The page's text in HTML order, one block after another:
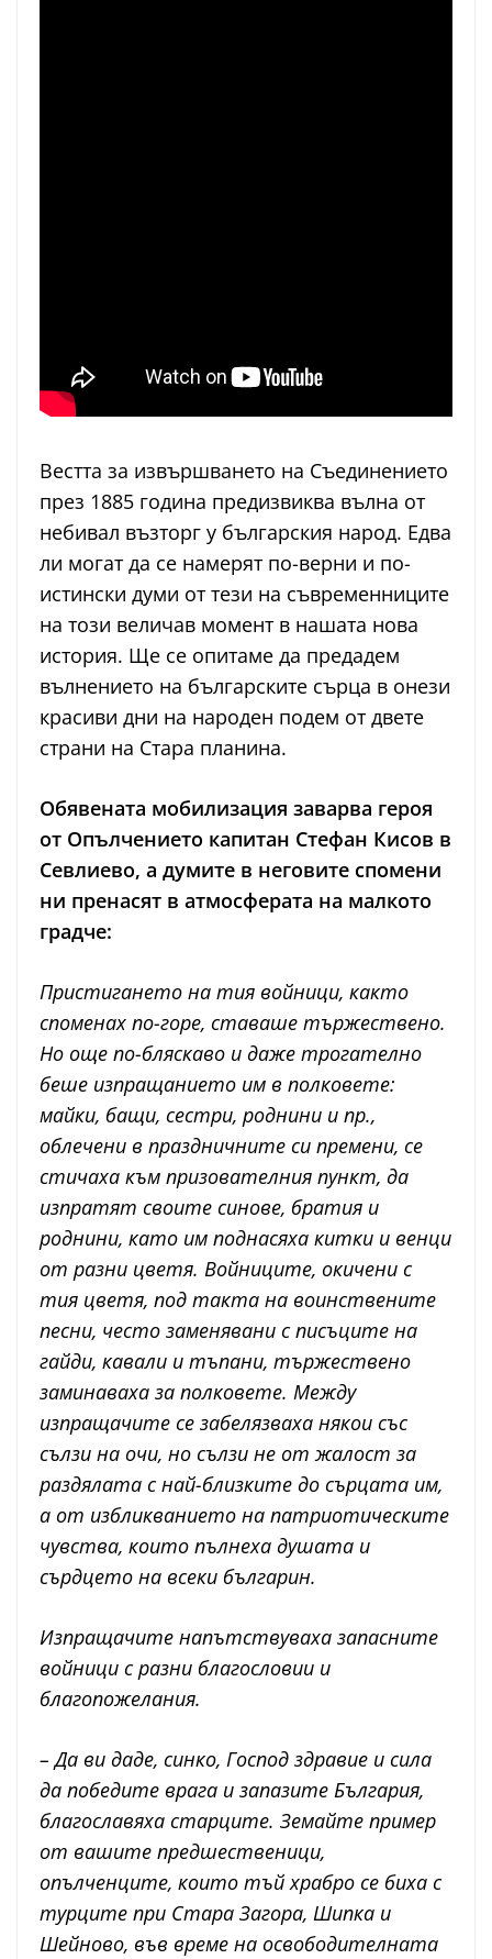
Вестта за извършването на Съединението
през 1885 година предизвиква вълна от
небивал възторг у българския народ. Едва
ли могат да се намерят по-верни и по-
истински думи от тези на съвременниците
на този величав момент в нашата нова
история. Ще се опитаме да предадем
вълнението на българските сърца в онези
красиви дни на народен подем от двете
страни на Стара планина.
Обявената мобилизация заварва героя
от Опълчението капитан Стефан Кисов в
Севлиево, а думите в неговите спомени
ни пренасят в атмосферата на малкото
градче:
Пристигането на тия войници, както
споменах по-горе, ставаше тържествено.
Но още по-бляскаво и даже трогателно
беше изпращанието им в полковете:
майки, бащи, сестри, роднини и пр.,
облечени в праздничните си премени, се
стичаха към призователния пункт, да
изпратят своите синове, братия и
роднини, като им поднасяха китки и венци
от разни цветя. Войниците, окичени с
тия цветя, под такта на воинствените
песни, често заменявани с писъците на
гайди, кавали и тъпани, тържествено
заминаваха за полковете. Между
изпращачите се забелязваха някои със
сълзи на очи, но сълзи не от жалост за
раздялата с най-близките до сърцата им,
а от избликванието на патриотическите
чувства, които пълнеха душата и
сърдцето на всеки българин.
Изпращачите напътствуваха запасните
войници с разни благословии и
благопожелания.
– Да ви даде, синко, Господ здравие и сила
да победите врага и запазите България,
благославяха старците. Земайте пример
от вашите предшественици,
опълченците, които тъй храбро се биха с
турците при Стара Загора, Шипка и
Шейново, във време на освободителната